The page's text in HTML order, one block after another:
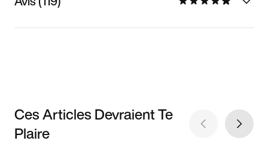
Ces Articles Devraient Te
Plaire